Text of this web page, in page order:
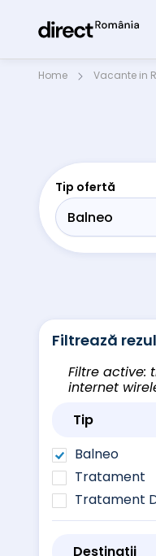
Home Vacante in
Tip ofertă
Filtrează
Filtre active:
internet
Tip
Balneo
Tratament
Tratament
Destinații